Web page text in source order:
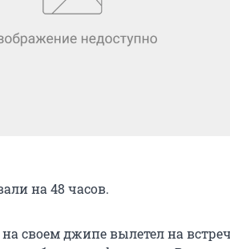
на 48 часов.
своем джипе вылетел на